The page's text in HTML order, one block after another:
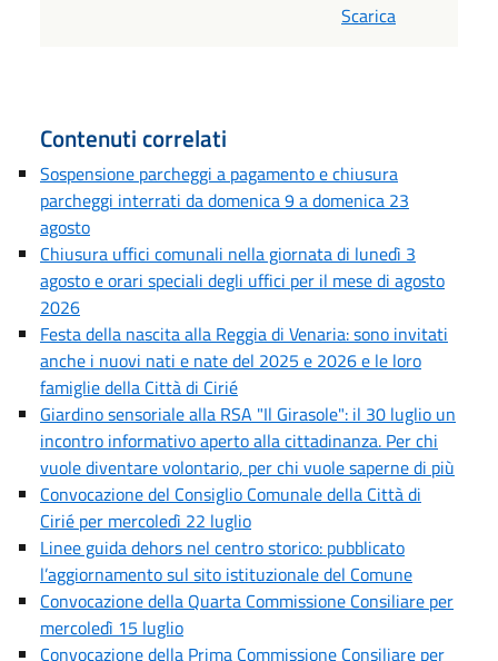
Scarica
Contenuti correlati
Sospensione parcheggi a pagamento e chiusura
parcheggi interrati da domenica 9 a domenica 23
agosto
Chiusura uffici comunali nella giornata di lunedì 3
agosto e orari speciali degli uffici per il mese di agosto
2026
Festa della nascita alla Reggia di Venaria: sono invitati
anche i nuovi nati e nate del 2025 e 2026 e le loro
famiglie della Città di Cirié
Giardino sensoriale alla RSA "Il Girasole": il 30 luglio un
incontro informativo aperto alla cittadinanza. Per chi
vuole diventare volontario, per chi vuole saperne di più
Convocazione del Consiglio Comunale della Città di
Cirié per mercoledì 22 luglio
Linee guida dehors nel centro storico: pubblicato
l’aggiornamento sul sito istituzionale del Comune
Convocazione della Quarta Commissione Consiliare per
mercoledì 15 luglio
Convocazione della Prima Commissione Consiliare per